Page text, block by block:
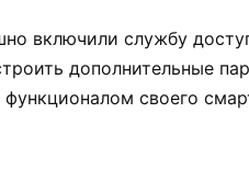
включили службу
дополнительные
своего